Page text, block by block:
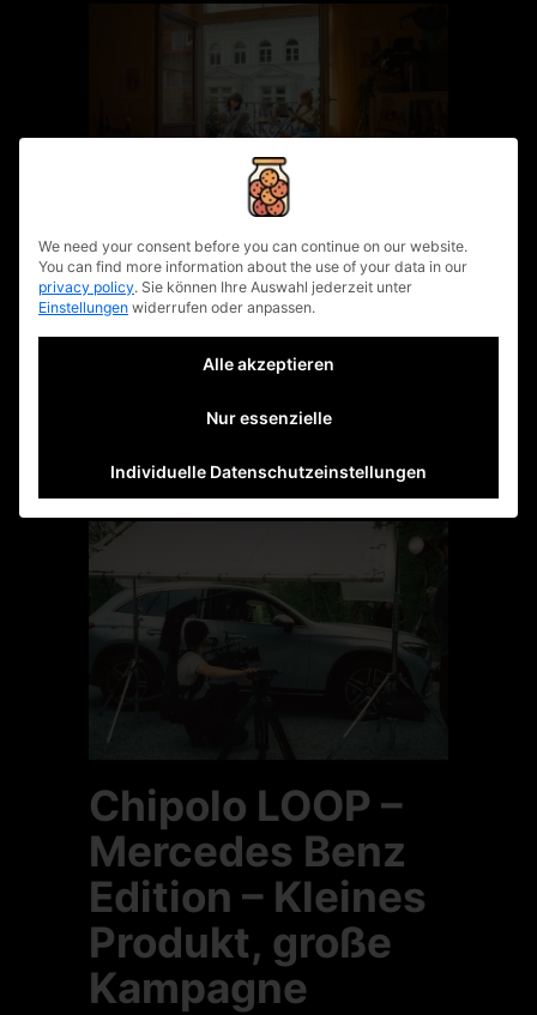
Micro-Dramas:
Warum sie für
Marken
interessant
werden
23. Juni 2026 written by urbanuncut
Chipolo LOOP –
Mercedes Benz
Edition – Kleines
Produkt, große
Kampagne
privacy policy
We need your consent before you can continue on our website.
You can find more information about the use of your data in our
privacy policy. Sie können Ihre Auswahl jederzeit unter
Einstellungen widerrufen oder anpassen.
Alle akzeptieren
Nur essenzielle
Individuelle Datenschutzeinstellungen